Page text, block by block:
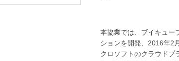
本協業では、ブイキュー
ションを開発、2016年2
クロソフトのクラウドプ